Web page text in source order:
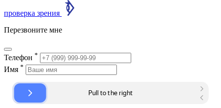
проверка зрения
Перезвоните мне
Телефон *
Имя *